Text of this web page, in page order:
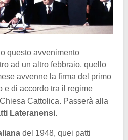
questo avvenimento
ad un altro febbraio, quello
avvenne la firma del primo
e di accordo tra il regime
Cattolica. Passerà alla
Lateranensi.
del 1948, quei patti